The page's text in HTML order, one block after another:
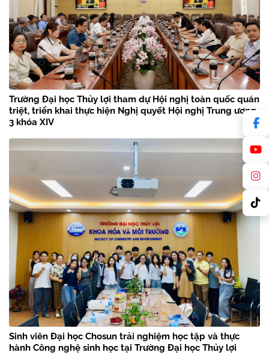
Trường Đại học Thủy lợi tham dự Hội nghị toàn quốc quán
triệt, triển khai thực hiện Nghị quyết Hội nghị Trung ương
3 khóa XIV
Sinh viên Đại học Chosun trải nghiệm học tập và thực
hành Công nghệ sinh học tại Trường Đại học Thủy lợi